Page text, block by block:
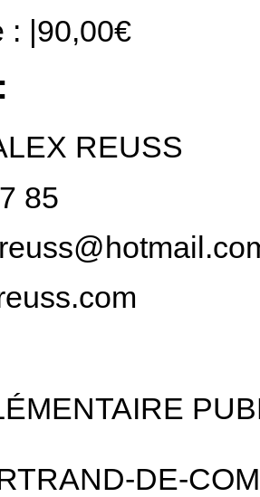
: |90,00€
REUSS
85
DE-